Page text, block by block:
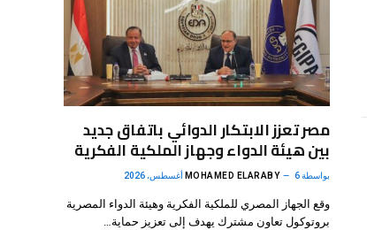
مصر تعزز الابتكار الدوائي باتفاق جديد
بين هيئة الدواء وجهاز الملكية الفكرية
بواسطة MOHAMED ELARABY 6 أغسطس، 2026
وقع الجهاز المصري للملكية الفكرية وهيئة الدواء المصرية
بروتوكول تعاون مشترك يهدف إلى تعزيز حماية…